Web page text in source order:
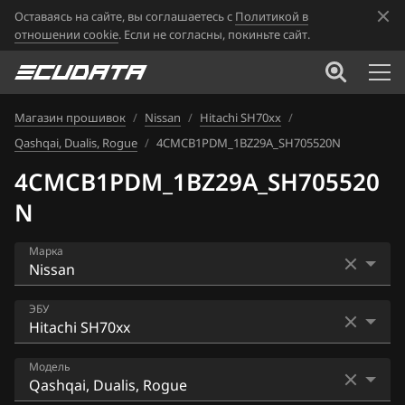
Оставаясь на сайте, вы соглашаетесь с Политикой в
отношении cookie. Если не согласны, покиньте сайт.
Магазин прошивок / Nissan / Hitachi SH70xx /
Qashqai, Dualis, Rogue / 4CMCB1PDM_1BZ29A_SH705520N
4CMCB1PDM_1BZ29A_SH705520
N
Марка
Acura
Alfa Romeo
ATLAS
ЭБУ
Bosch EDC16CP33
Bosch EDC17C84
Модель